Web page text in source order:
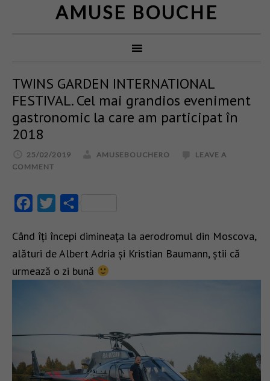
AMUSE BOUCHE
TWINS GARDEN INTERNATIONAL
FESTIVAL. Cel mai grandios eveniment
gastronomic la care am participat în
2018
25/02/2019 AMUSEBOUCHERO
LEAVE A
COMMENT
FacebookTwitter
Când îți începi dimineața la aerodromul din Moscova,
alături de Albert Adria și Kristian Baumann, știi că
urmează o zi bună